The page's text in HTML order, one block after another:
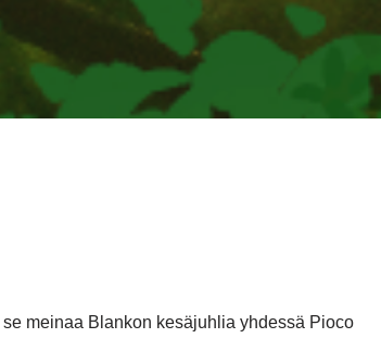
meinaa Blankon kesäjuhlia yhdessä Pioco